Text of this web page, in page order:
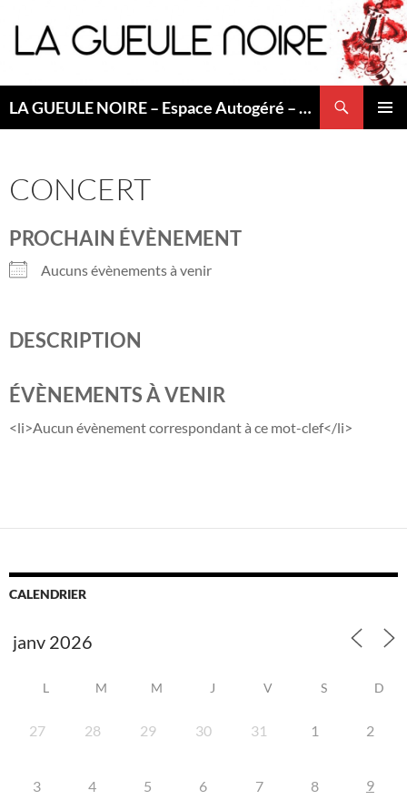
au
contenu
LA GUEULE NOIRE – Espace Autogéré – Saint Etienne
CONCERT
PROCHAIN ÉVÈNEMENT
Aucuns évènements à venir
DESCRIPTION
ÉVÈNEMENTS À VENIR
<li>Aucun évènement correspondant à ce mot-clef</li>
CALENDRIER
L M M J V S D
27 28 29 30 31 1 2
3 4 5 6 7 8 9